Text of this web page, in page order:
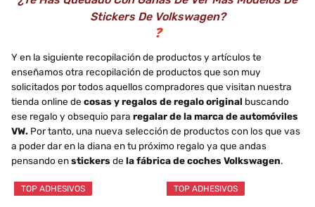
Stickers De Volkswagen?
❓
Y en la siguiente recopilación de productos y artículos te
enseñamos otra recopilación de productos que son muy
solicitados por todos aquellos compradores que visitan nuestra
tienda online de cosas y regalos de regalo original buscando
ese regalo y obsequio para regalar de la marca de automóviles
VW. Por tanto, una nueva selección de productos con los que vas
a poder dar en la diana en tu próximo regalo ya que andas
pensando enstickers de la fábrica de coches Volkswagen.
TOP ADHESIVOS TOP ADHESIVOS